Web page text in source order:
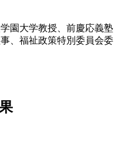
園大学教授、前慶応義塾
、福祉政策特別委員会委